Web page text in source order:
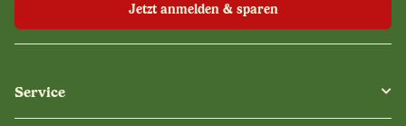
Jetzt anmelden & sparen
Service